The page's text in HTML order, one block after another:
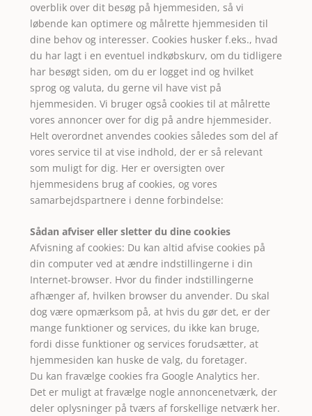
overblik over dit besøg på hjemmesiden, så vi
løbende kan optimere og målrette hjemmesiden til
dine behov og interesser. Cookies husker f.eks., hvad
du har lagt i en eventuel indkøbskurv, om du tidligere
har besøgt siden, om du er logget ind og hvilket
sprog og valuta, du gerne vil have vist på
hjemmesiden. Vi bruger også cookies til at målrette
vores annoncer over for dig på andre hjemmesider.
Helt overordnet anvendes cookies således som del af
vores service til at vise indhold, der er så relevant
som muligt for dig. Her er oversigten over
hjemmesidens brug af cookies, og vores
samarbejdspartnere i denne forbindelse:
Sådan afviser eller sletter du dine cookies
Afvisning af cookies: Du kan altid afvise cookies på
din computer ved at ændre indstillingerne i din
Internet-browser. Hvor du finder indstillingerne
afhænger af, hvilken browser du anvender. Du skal
dog være opmærksom på, at hvis du gør det, er der
mange funktioner og services, du ikke kan bruge,
fordi disse funktioner og services forudsætter, at
hjemmesiden kan huske de valg, du foretager.
Du kan fravælge cookies fra Google Analytics her.
Det er muligt at fravælge nogle annoncenetværk, der
deler oplysninger på tværs af forskellige netværk her.